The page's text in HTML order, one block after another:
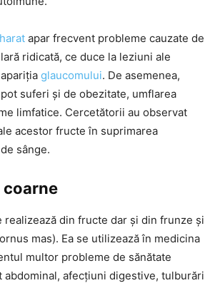
apar frecvent probleme cauzate de
ridicată, ce duce la leziuni ale
glaucomului. De asemenea,
suferi și de obezitate, umflarea
limfatice. Cercetătorii au observat
acestor fructe în suprimarea
sânge.
realizează din fructe dar și din frunze și
mas). Ea se utilizează în medicina
multor probleme de sănătate
afecțiuni digestive, tulburări